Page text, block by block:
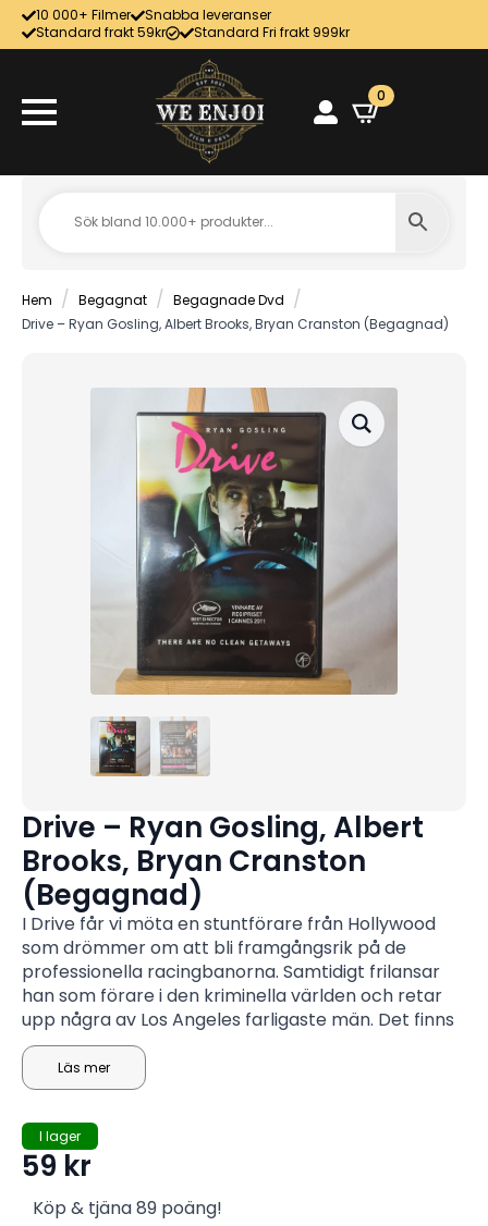
10 000+ Filmer
Snabba leveranser
Standard frakt 59kr
Standard Fri frakt 999kr
0
Hem Begagnat
Begagnade Dvd
Drive – Ryan Gosling, Albert Brooks, Bryan Cranston (Begagnad)
Drive – Ryan Gosling, Albert
Brooks, Bryan Cranston
(Begagnad)
I Drive får vi möta en stuntförare från Hollywood
som drömmer om att bli framgångsrik på de
professionella racingbanorna. Samtidigt frilansar
han som förare i den kriminella världen och retar
upp några av Los Angeles farligaste män. Det finns
bara ett sätt för honom att överleva, han måste
köra snabbt!
Läs mer
I lager
59 kr
Köp & tjäna 89 poäng!